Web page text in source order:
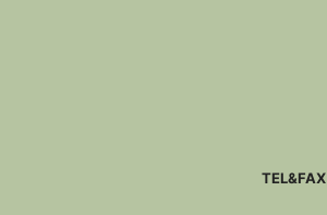
TEL&FAX